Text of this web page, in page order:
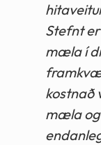
Stefnt
mæla í
kostnað
mæla